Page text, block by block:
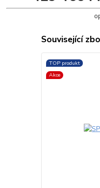
Související
TOP produkt
Akce